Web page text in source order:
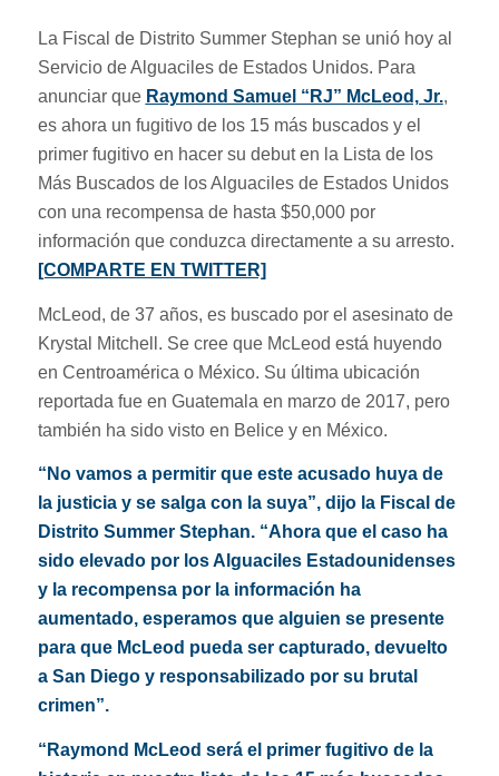
La Fiscal de Distrito Summer Stephan se unió hoy al
Servicio de Alguaciles de Estados Unidos. Para
anunciar que Raymond Samuel “RJ” McLeod, Jr.,
es ahora un fugitivo de los 15 más buscados y el
primer fugitivo en hacer su debut en la Lista de los
Más Buscados de los Alguaciles de Estados Unidos
con una recompensa de hasta $50,000 por
información que conduzca directamente a su arresto.
[COMPARTE EN TWITTER]
McLeod, de 37 años, es buscado por el asesinato de
Krystal Mitchell. Se cree que McLeod está huyendo
en Centroamérica o México. Su última ubicación
reportada fue en Guatemala en marzo de 2017, pero
también ha sido visto en Belice y en México.
“No vamos a permitir que este acusado huya de
la justicia y se salga con la suya”, dijo la Fiscal de
Distrito Summer Stephan. “Ahora que el caso ha
sido elevado por los Alguaciles Estadounidenses
y la recompensa por la información ha
aumentado, esperamos que alguien se presente
para que McLeod pueda ser capturado, devuelto
a San Diego y responsabilizado por su brutal
crimen”.
“Raymond McLeod será el primer fugitivo de la